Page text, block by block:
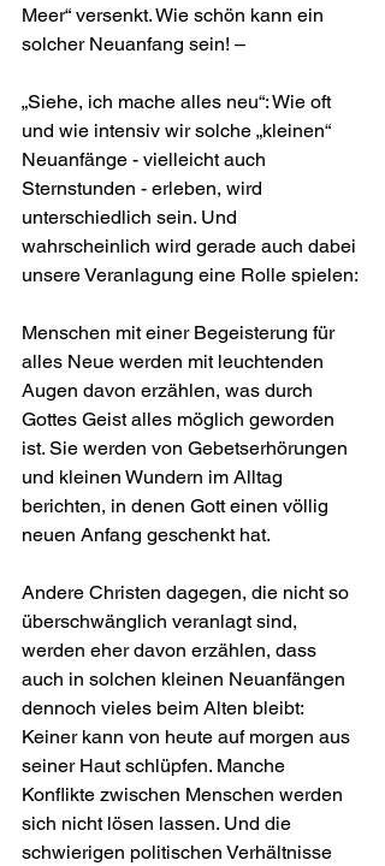
Meer“ versenkt. Wie schön kann ein
solcher Neuanfang sein! –
„Siehe, ich mache alles neu“: Wie oft
und wie intensiv wir solche „kleinen“
Neuanfänge - vielleicht auch
Sternstunden - erleben, wird
unterschiedlich sein. Und
wahrscheinlich wird gerade auch dabei
unsere Veranlagung eine Rolle spielen:
Menschen mit einer Begeisterung für
alles Neue werden mit leuchtenden
Augen davon erzählen, was durch
Gottes Geist alles möglich geworden
ist. Sie werden von Gebetserhörungen
und kleinen Wundern im Alltag
berichten, in denen Gott einen völlig
neuen Anfang geschenkt hat.
Andere Christen dagegen, die nicht so
überschwänglich veranlagt sind,
werden eher davon erzählen, dass
auch in solchen kleinen Neuanfängen
dennoch vieles beim Alten bleibt:
Keiner kann von heute auf morgen aus
seiner Haut schlüpfen. Manche
Konflikte zwischen Menschen werden
sich nicht lösen lassen. Und die
schwierigen politischen Verhältnisse